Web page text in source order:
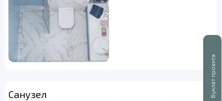
Буклет проекта
Санузел